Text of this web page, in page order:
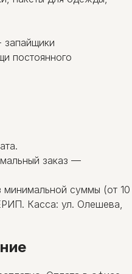
запайщики
постоянного
заказ —
минимальной суммы (от 10
Касса: ул. Олешева,